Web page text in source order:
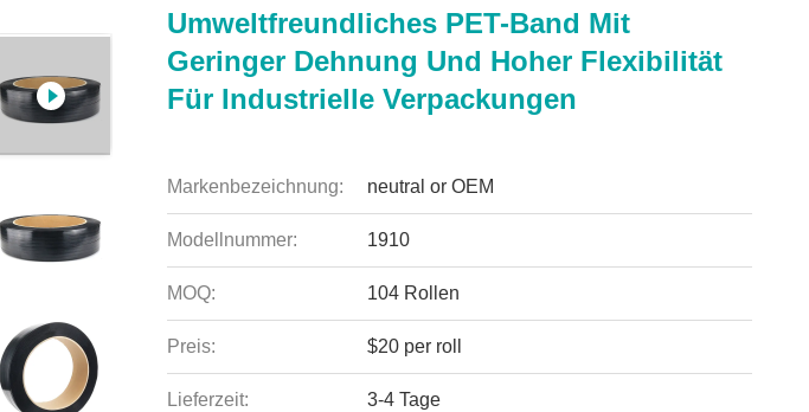
Umweltfreundliches PET-Band Mit
Geringer Dehnung Und Hoher Flexibilität
Für Industrielle Verpackungen
Markenbezeichnung: neutral or OEM
Modellnummer: 1910
MOQ: 104 Rollen
Preis: $20 per roll
Lieferzeit: 3-4 Tage